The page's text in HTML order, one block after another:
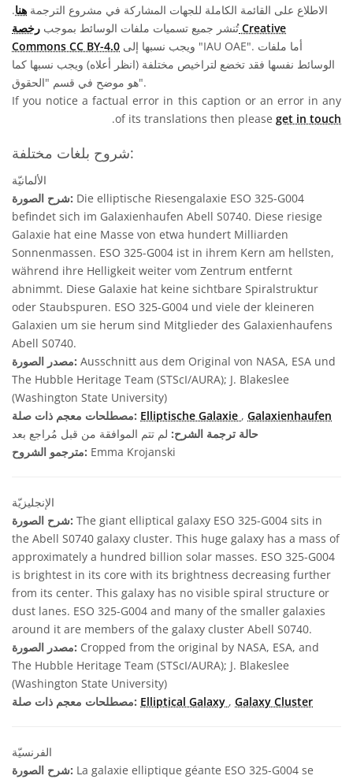
الاطلاع على القائمة الكاملة للجهات المشاركة في مشروع الترجمة هنا.
تُنشر جميع تسميات ملفات الوسائط بموجب رخصة Creative
Commons CC BY-4.0
الوسائط نفسها فقد تخضع لتراخيص مختلفة (انظر أعلاه) ويجب نسبها كما
هو موضح في قسم "الحقوق".
If you notice a factual error in this caption or an error in any
of its translations then please get in touch
.
شروح بلغات مختلفة:
الألمانيّة
شرح الصورة: Die elliptische Riesengalaxie ESO 325-G004
befindet sich im Galaxienhaufen Abell S0740. Diese riesige
Galaxie hat eine Masse von etwa hundert Milliarden
Sonnenmassen. ESO 325-G004 ist in ihrem Kern am hellsten,
während ihre Helligkeit weiter vom Zentrum entfernt
abnimmt. Diese Galaxie hat keine sichtbare Spiralstruktur
oder Staubspuren. ESO 325-G004 und viele der kleineren
Galaxien um sie herum sind Mitglieder des Galaxienhaufens
Abell S0740.
مصدر الصورة: Ausschnitt aus dem Original von NASA, ESA und
The Hubble Heritage Team (STScI/AURA); J. Blakeslee
(Washington State University)
مصطلحات معجم ذات صلة: Elliptische Galaxie , Galaxienhaufen
حالة ترجمة الشرح: لم تتم الموافقة من قبل مُراجع بعد
مترجمو الشروح: Emma Krojanski
الإنجليزيّة
شرح الصورة: The giant elliptical galaxy ESO 325-G004 sits in
the Abell S0740 galaxy cluster. This huge galaxy has a mass of
approximately a hundred billion solar masses. ESO 325-G004
is brightest in its core with its brightness decreasing further
from its center. This galaxy has no visible spiral structure or
dust lanes. ESO 325-G004 and many of the smaller galaxies
around it are members of the galaxy cluster Abell S0740.
مصدر الصورة: Cropped from the original by NASA, ESA, and
The Hubble Heritage Team (STScI/AURA); J. Blakeslee
(Washington State University)
مصطلحات معجم ذات صلة: Elliptical Galaxy , Galaxy Cluster
الفرنسيّة
شرح الصورة: La galaxie elliptique géante ESO 325-G004 se